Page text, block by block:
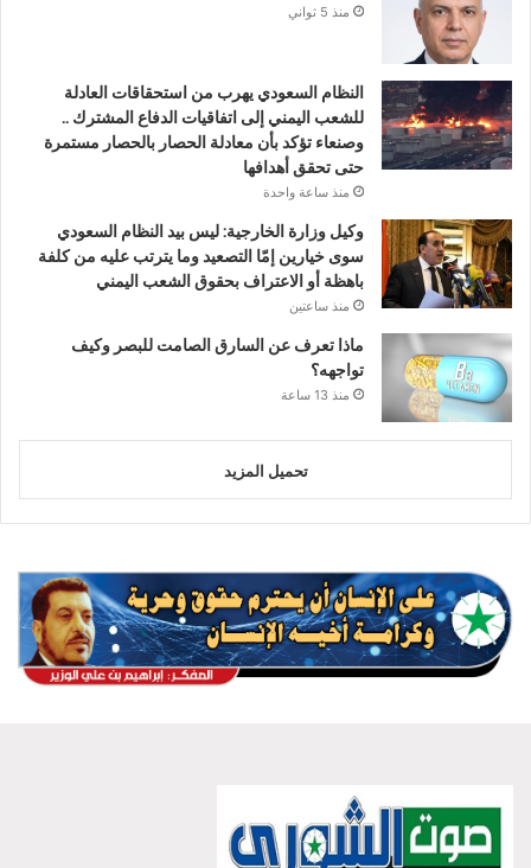
منذ 5 ثواني
النظام السعودي يهرب من استحقاقات العادلة
للشعب اليمني إلى اتفاقيات الدفاع المشترك ..
وصنعاء تؤكد بأن معادلة الحصار بالحصار مستمرة
حتى تحقق أهدافها
منذ ساعة واحدة
وكيل وزارة الخارجية: ليس بيد النظام السعودي
سوى خيارين إمّا التصعيد وما يترتب عليه من كلفة
باهظة أو الاعتراف بحقوق الشعب اليمني
منذ ساعتين
ماذا تعرف عن السارق الصامت للبصر وكيف
تواجهه؟
منذ 13 ساعة
تحميل المزيد